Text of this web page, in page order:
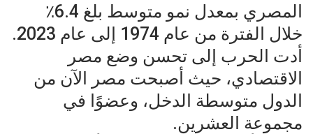
المصري بمعدل نمو متوسط بلغ 6.4٪
خلال الفترة من عام 1974 إلى عام 2023.
أدت الحرب إلى تحسن وضع مصر
الاقتصادي، حيث أصبحت مصر الآن من
الدول متوسطة الدخل، وعضوًا في
مجموعة العشرين.